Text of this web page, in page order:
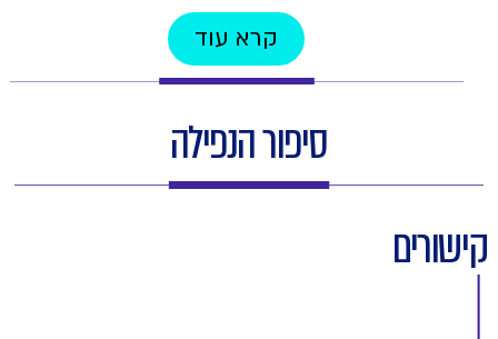
קרא עוד
סיפור הנפילה
קישורים